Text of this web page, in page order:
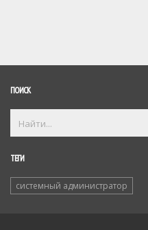
ПОИСК
ТЕГИ
системный администратор